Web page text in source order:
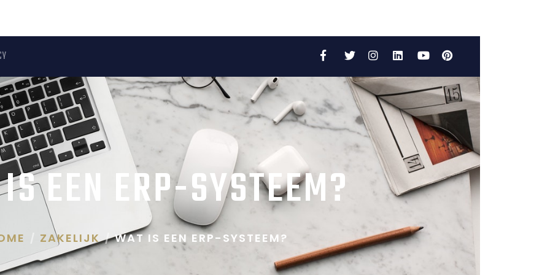
Facebook
TwitterInstagram
LinkedInYouTubePinterest
EEN ERP-SYSTEEM?
ZAKELIJK WAT IS EEN ERP-SYSTEEM?